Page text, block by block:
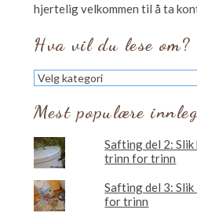
hjertelig velkommen til å ta
Hva vil du lese om?
Hva
vil
du
lese
Mest populære
Safting del 2:
trinn for trinn
Safting del 3:
for trinn